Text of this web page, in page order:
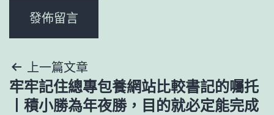
文
章
上一篇文章
牢牢記住總專包養網站比較書記的囑托
丨積小勝為年夜勝，目的就必定能完成